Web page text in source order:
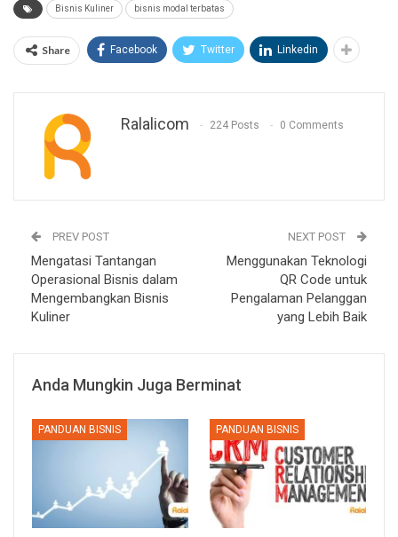
Bisnis Kuliner bisnis modal terbatas
Share Facebook Twitter Linkedin
Ralalicom 224 Posts 0 Comments
PREV POST
Mengatasi Tantangan
Operasional Bisnis dalam
Mengembangkan Bisnis
Kuliner
NEXT POST
Menggunakan Teknologi
QR Code untuk
Pengalaman Pelanggan
yang Lebih Baik
Anda Mungkin Juga Berminat
PANDUAN BISNIS PANDUAN BISNIS